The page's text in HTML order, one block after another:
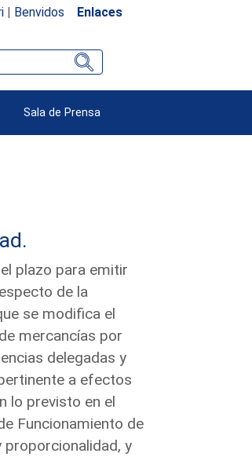
| Benvidos Enlaces
Sala de Prensa
plazo para emitir
de la
se modifica el
mercancías por
delegadas y
a efectos
lo previsto en el
Funcionamiento de
proporcionalidad, y